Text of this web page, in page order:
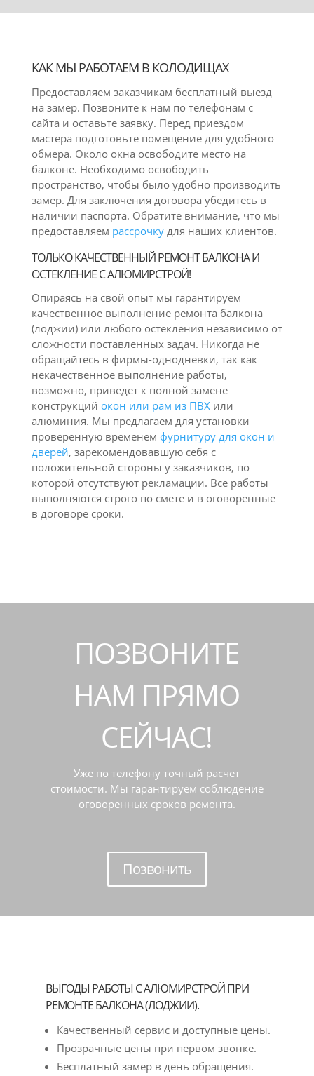
КАК МЫ РАБОТАЕМ В КОЛОДИЩАХ
Предоставляем заказчикам бесплатный выезд
на замер. Позвоните к нам по телефонам с
сайта и оставьте заявку. Перед приездом
мастера подготовьте помещение для удобного
обмера. Около окна освободите место на
балконе. Необходимо освободить
пространство, чтобы было удобно производить
замер. Для заключения договора убедитесь в
наличии паспорта. Обратите внимание, что мы
предоставляем рассрочкудля наших клиентов.
ТОЛЬКО КАЧЕСТВЕННЫЙ РЕМОНТ БАЛКОНА И
ОСТЕКЛЕНИЕ С АЛЮМИРСТРОЙ!
Опираясь на свой опыт мы гарантируем
качественное выполнение ремонта балкона
(лоджии) или любого остекления независимо от
сложности поставленных задач. Никогда не
обращайтесь в фирмы-однодневки, так как
некачественное выполнение работы,
возможно, приведет к полной замене
конструкций окон или рам из ПВХили
алюминия. Мы предлагаем для установки
проверенную временем фурнитуру для окон и
дверей, зарекомендовавшую себя с
положительной стороны у заказчиков, по
которой отсутствуют рекламации. Все работы
выполняются строго по смете и в оговоренные
в договоре сроки.
ПОЗВОНИТЕ
НАМ ПРЯМО
СЕЙЧАС!
Уже по телефону точный расчет
стоимости. Мы гарантируем соблюдение
оговоренных сроков ремонта.
Позвонить
ВЫГОДЫ РАБОТЫ С АЛЮМИРСТРОЙ ПРИ
РЕМОНТЕ БАЛКОНА (ЛОДЖИИ).
Качественный сервис и доступные цены.
Прозрачные цены при первом звонке.
Бесплатный замер в день обращения.